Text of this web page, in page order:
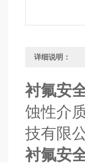
详细说明：
衬氟安
蚀性介
技有限
衬氟安